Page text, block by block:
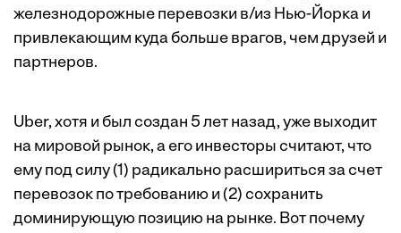
железнодорожные перевозки в/из Нью-Йорка и
привлекающим куда больше врагов, чем друзей и
партнеров.
Uber, хотя и был создан 5 лет назад, уже выходит
на мировой рынок, а его инвесторы считают, что
ему под силу (1) радикально расшириться за счет
перевозок по требованию и (2) сохранить
доминирующую позицию на рынке. Вот почему